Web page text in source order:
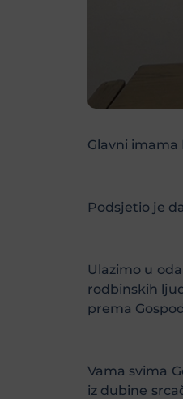
Glavni
Podsjetio je
Ulazimo u
rodbinskih
prema
Vama svima
iz dubine